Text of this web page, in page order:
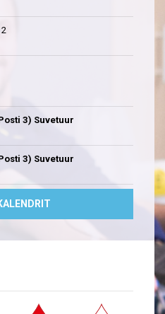
3) Suvetuur
3) Suvetuur